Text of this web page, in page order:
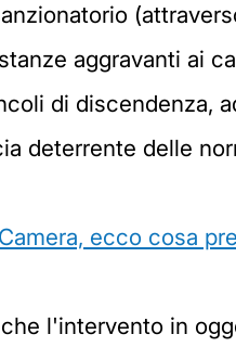
aggravanti ai
di discendenza,
deterrente delle
ecco cosa
l'intervento in